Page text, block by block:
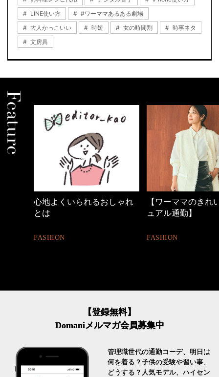
LINE使い方
#ワーママあるある劇場
大人かっこいい
時短 女の時間割
時事ネタ
文房具
【ワーママのきれいめカジ
ュアル通勤】
FASHION
働く女性のバッグ
【登録無料】
Domaniメルマガ会員募集中
管理職世代の通勤コーデ、明日は
何を着る？子供の受験や習い事、
どうする？人気モデル、ハイセン